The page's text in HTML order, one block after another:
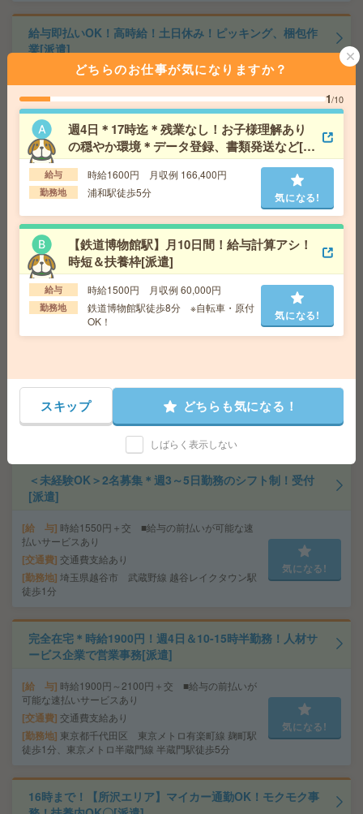
給与即払いOK！高時給！土日休み！ピッキング、梱包作
業[派遣]
時給1300円
交通費 交通費支給有り
勤務地 上尾駅～車12分 ※車通勤OK
気になる!
16時半まで＊綺麗な病院での受付メインのお仕事＊未経
験OK[派遣]
可能な速払いサービスあり
交通費 交通費支給あり
勤務地
千葉県千葉市花見川区 中央・総武線各停 幕
張駅徒歩12分、京成千葉線 京成幕張駅徒歩15分
気になる!
【オープニング募集】おばあちゃんのお散歩付き添いも
仕事の1つ[派遣]
■扶養内OK ■日収1万800円以上
交通費 交通費全額支給
【川越市】川越・本川越・新河岸・南古谷・
気になる!
＜未経験OK＞2名募集＊週3～5日勤務のシフト制！受付
[派遣]
給 与 時給1550円＋交 ■給与の前払いが可能な速
払いサービスあり
交通費 交通費支給あり
勤務地 埼玉県越谷市 武蔵野線 越谷レイクタウン駅
徒歩1分
気になる!
完全在宅＊時給1900円！週4日＆10-15時半勤務！人材サ
ービス企業で営業事務[派遣]
給 与 時給1900円～2100円＋交 ■給与の前払いが
可能な速払いサービスあり
交通費 交通費支給あり
勤務地 東京都千代田区 東京メトロ有楽町線 麹町駅
徒歩1分、東京メトロ半蔵門線 半蔵門駅徒歩5分
気になる!
16時まで！【所沢エリア】マイカー通勤OK！モクモク事
どちらのお仕事が気になりますか？
1/10
週4日＊17時迄＊残業なし！お子様理解あり
の穏やか環境＊データ登録、書類発送など[派
遣]
給与 時給1600円 月収例 166,400円
勤務地 浦和駅徒歩5分 気になる!
【鉄道博物館駅】月10日間！給与計算アシ！
時短＆扶養枠[派遣]
給与 時給1500円 月収例 60,000円
勤務地
鉄道博物館駅徒歩8分 ※自転車・原付
OK！
気になる!
スキップ どちらも気になる！
しばらく表示しない